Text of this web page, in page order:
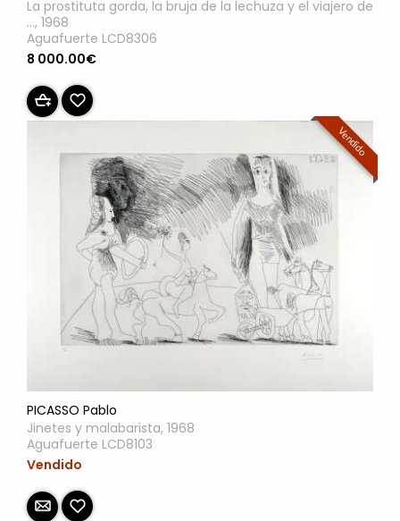
La prostituta gorda, la bruja de la lechuza y el viajero de
..., 1968
Aguafuerte LCD8306
8 000.00€
Vendido
PICASSO Pablo
Jinetes y malabarista, 1968
Aguafuerte LCD8103
Vendido